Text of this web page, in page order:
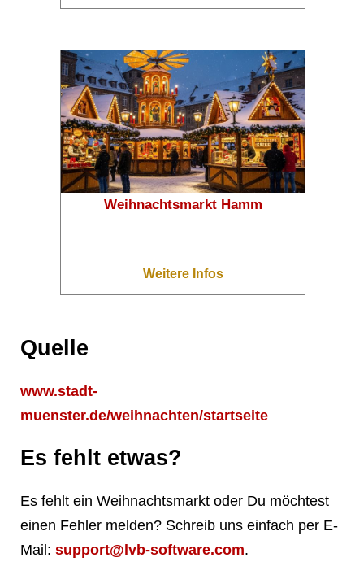
Weihnachtsmarkt Hamm
Weitere Infos
Quelle
www.stadt-
muenster.de/weihnachten/startseite
Es fehlt etwas?
Es fehlt ein Weihnachtsmarkt oder Du möchtest
einen Fehler melden? Schreib uns einfach per E-
Mail: support@lvb-software.com.